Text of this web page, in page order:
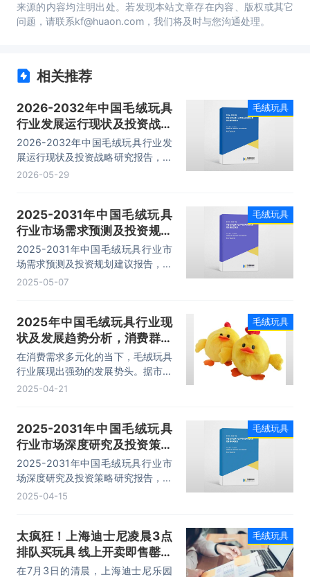
来源的内容均注明出处。若发现本站文章存在内容、版权或其它
问题，请联系kf@huaon.com，我们将及时与您沟通处理。
相关推荐
2026-2032年中国毛绒玩具
行业发展运行现状及投资战略
研究报告
2026-2032年中国毛绒玩具行业发
展运行现状及投资战略研究报告，主
要包括行业投资风险分析，行业发展
2026-05-29
毛绒玩具
2025-2031年中国毛绒玩具
行业市场需求预测及投资规划
建议报告
2025-2031年中国毛绒玩具行业市
场需求预测及投资规划建议报告，主
要包括行业投资风险分析，行业发展
2025-05-07
毛绒玩具
2025年中国毛绒玩具行业现
状及发展趋势分析，消费群体
扩大化「图」
在消费需求多元化的当下，毛绒玩具
行业展现出强劲的发展势头。据市场
数据显示，2024年我国毛绒玩具行
消费群体的持续扩大，行业前景十分
广阔。
2025-04-21
毛绒玩具
2025-2031年中国毛绒玩具
行业市场深度研究及投资策略
研究报告
2025-2031年中国毛绒玩具行业市
场深度研究及投资策略研究报告，主
要包括市场竞争格局透析、重点企业
容。
2025-04-15
毛绒玩具
太疯狂！上海迪士尼凌晨3点
排队买玩具 线上开卖即售罄！
有网友认为是理财产品
在7月3日的清晨，上海迪士尼乐园
毛绒玩具